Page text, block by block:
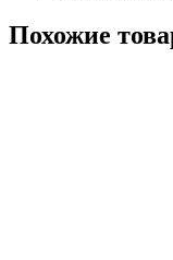
Похожие